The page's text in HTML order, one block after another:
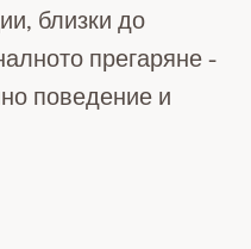
близки до
прегаряне -
поведение и